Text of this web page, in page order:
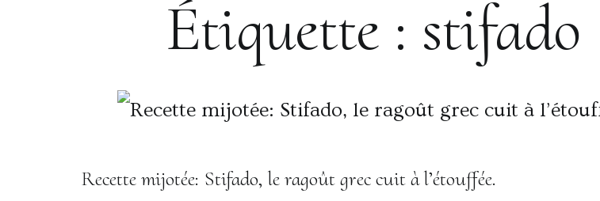
Étiquette : stifado
Recette mijotée: Stifado, le ragoût grec cuit à l’étouffée.